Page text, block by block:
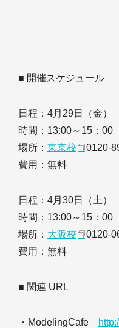
■ 開催スケジュール
日程：4月29日（金）
時間：13:00～15：00
場所： 東京校
0120-
費用：無料
日程：4月30日（土）
時間：13:00～15：00
場所： 大阪校
0120-
費用：無料
■ 関連 URL
・ModelingCafe